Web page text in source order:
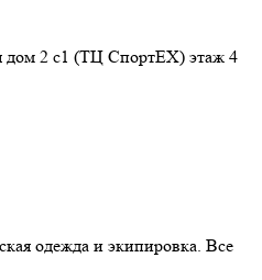
дом 2 с1 (ТЦ СпортEX) этаж 4
одежда и экипировка. Все